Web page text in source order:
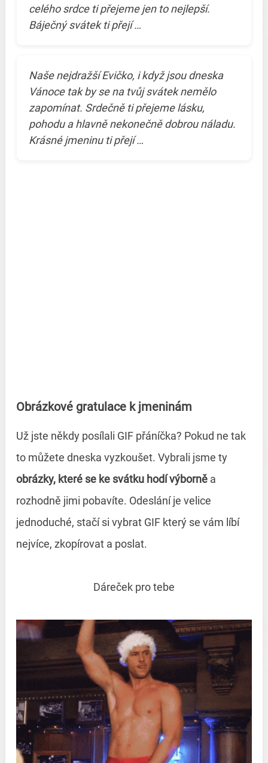
celého srdce ti přejeme jen to nejlepší.
Báječný svátek ti přejí …
Naše nejdražší Evičko, i když jsou dneska
Vánoce tak by se na tvůj svátek nemělo
zapomínat. Srdečně ti přejeme lásku,
pohodu a hlavně nekonečně dobrou náladu.
Krásné jmeninu ti přejí …
Obrázkové gratulace k jmeninám
Už jste někdy posílali GIF přáníčka? Pokud ne tak
to můžete dneska vyzkoušet. Vybrali jsme ty
obrázky, které se ke svátku hodí výborněa
rozhodně jimi pobavíte. Odeslání je velice
jednoduché, stačí si vybrat GIF který se vám líbí
nejvíce, zkopírovat a poslat.
Dáreček pro tebe